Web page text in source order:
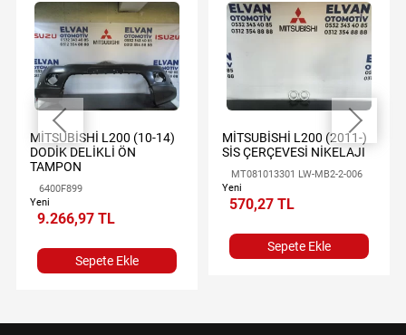
MİTSUBİSHİ L200 (10-14)
DODİK DELİKLİ ÖN
TAMPON
6400F899
Yeni
9.266,97 TL
Sepete Ekle
MİTSUBİSHİ L200 (2011-)
SİS ÇERÇEVESİ NİKELAJI
MT081013301 LW-MB2-2-006
Yeni
570,27 TL
Sepete Ekle